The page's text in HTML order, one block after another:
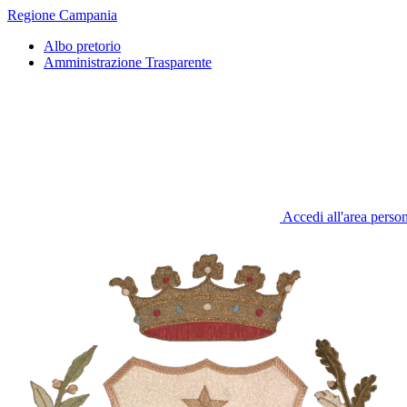
Regione Campania
Albo pretorio
Amministrazione Trasparente
Accedi all'area